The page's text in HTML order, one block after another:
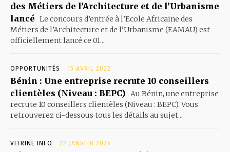
des Métiers de l’Architecture et de l’Urbanisme
lancé Le concours d’entrée à l’Ecole Africaine des
Métiers de l’Architecture et de l’Urbanisme (EAMAU) est
officiellement lancé ce 01...
OPPORTUNITÉS 15 AVRIL 2022
Bénin : Une entreprise recrute 10 conseillers
clientèles (Niveau : BEPC) Au Bénin, une entreprise
recrute 10 conseillers clientèles (Niveau : BEPC). Vous
retrouverez ci-dessous tous les détails au sujet...
VITRINE INFO 22 JANVIER 2025